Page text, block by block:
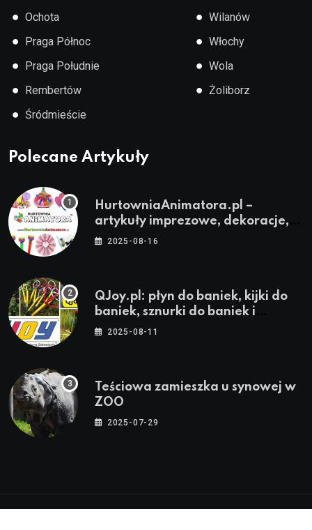
● Ochota
● Praga Północ
● Praga Południe
● Rembertów
● Śródmieście
● Wilanów
● Włochy
● Wola
● Żoliborz
Polecane Artykuły
HurtowniaAnimatora.pl –
artykuły imprezowe, dekoracje,
stroje i akcesoria dla animatorów
2025-08-16
QJoy.pl: płyn do baniek, kijki do
baniek, sznurki do baniek i
zestawy do baniek
2025-08-11
Teściowa zamieszka u synowej w
ZOO
2025-07-29